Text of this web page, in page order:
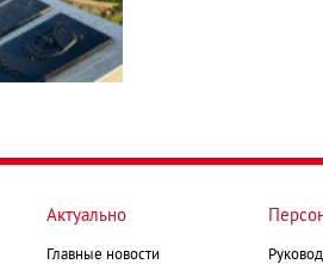
Актуально
Главные новости